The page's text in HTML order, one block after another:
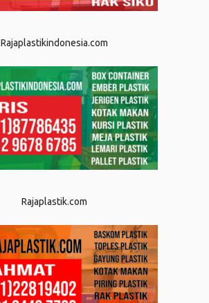
Rajaplastikindonesia.com
Rajaplastik.com